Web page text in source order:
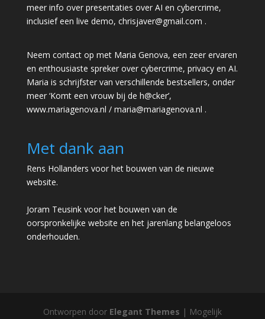
meer info over presentaties over AI en cybercrime,
inclusief een live demo, chrisjaver@gmail.com .
Neem contact op met Maria Genova, een zeer ervaren
en enthousiaste spreker over cybercrime, privacy en AI.
Maria is schrijfster van verschillende bestsellers, onder
meer ‘Komt een vrouw bij de h@cker’,
www.mariagenova.nl / maria@mariagenova.nl .
Met dank aan
Rens Hollanders voor het bouwen van de nieuwe
website.
Joram Teusink voor het bouwen van de
oorspronkelijke website en het jarenlang belangeloos
onderhouden.
Ontworpen door Elegant Themes | Mogelijk